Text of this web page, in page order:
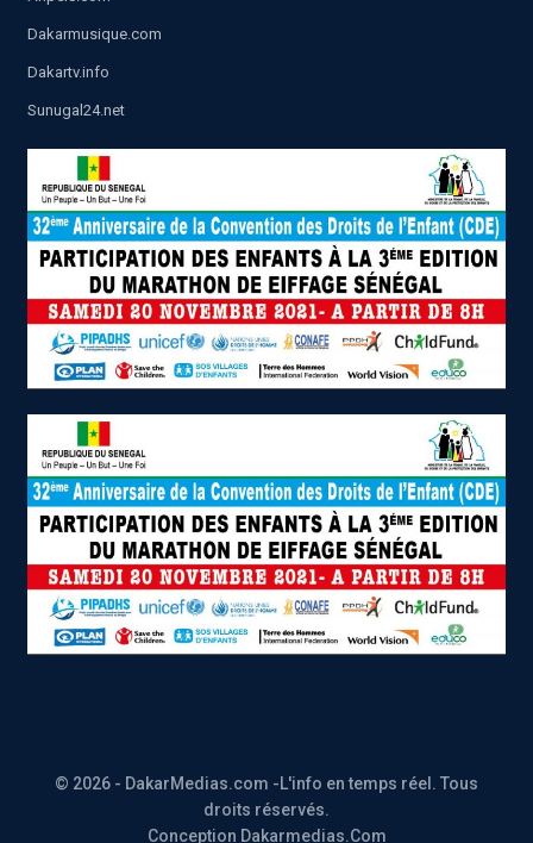
Dakarmusique.com
Dakartv.info
Sunugal24.net
© 2026 - DakarMedias.com -L'info en temps réel. Tous
droits réservés.
Conception Dakarmedias.Com